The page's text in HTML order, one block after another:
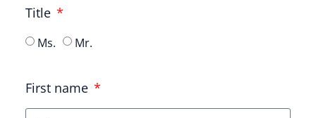
Title
Ms. Mr.
First name